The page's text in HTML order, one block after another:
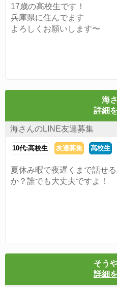
17歳の高校生です！
兵庫県に住んでます
よろしくお願いします〜
海
詳細
海さんのLINE友達募集
10代:高校生 友達募集 高校生
夏休み暇で夜遅くまで話せ
か？誰でも大丈夫ですよ！
そう
詳細